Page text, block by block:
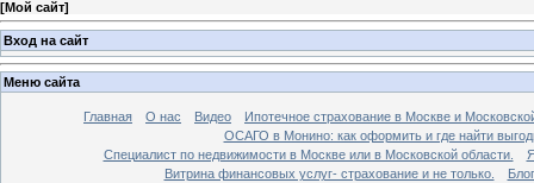
[Мой сайт]
Вход на сайт
Меню сайта
Главная О нас Видео
Ипотечное страхование в Москве и
ОСАГО в Монино: как оформить и где найти
Специалист по недвижимости в Москве или в Московской области.
Витрина финансовых услуг- страхование и не только.
Блог